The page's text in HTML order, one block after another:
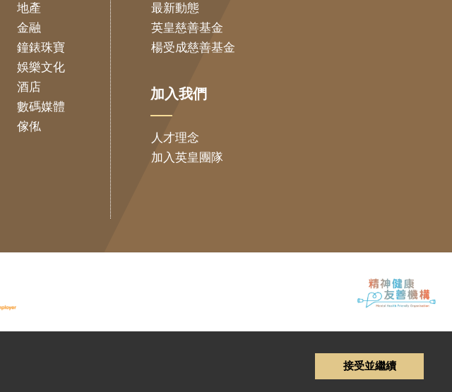
接受並繼續
地產
金融
鐘錶珠寶
娛樂文化
酒店
數碼媒體
傢俬
最新動態
英皇慈善基金
楊受成慈善基金
加入我們
人才理念
加入英皇團隊